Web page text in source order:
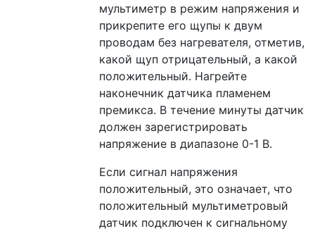
мультиметр в режим напряжения и
прикрепите его щупы к двум
проводам без нагревателя, отметив,
какой щуп отрицательный, а какой
положительный. Нагрейте
наконечник датчика пламенем
премикса. В течение минуты датчик
должен зарегистрировать
напряжение в диапазоне 0-1 В.
Если сигнал напряжения
положительный, это означает, что
положительный мультиметровый
датчик подключен к сигнальному